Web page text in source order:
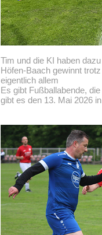
Tim und die KI haben
Höfen-Baach gewinnt
eigentlich allem
Es gibt Fußballabende,
gibt es den 13. Mai 2026